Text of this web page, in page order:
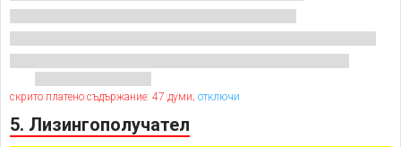
скрито платено съдържание: 47 думи; отключи
5. Лизингополучател